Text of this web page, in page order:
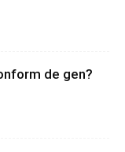
de gen?